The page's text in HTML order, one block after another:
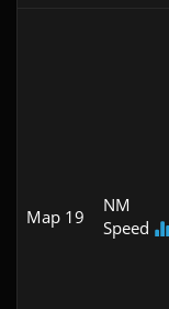
Map 19
NM
Speed